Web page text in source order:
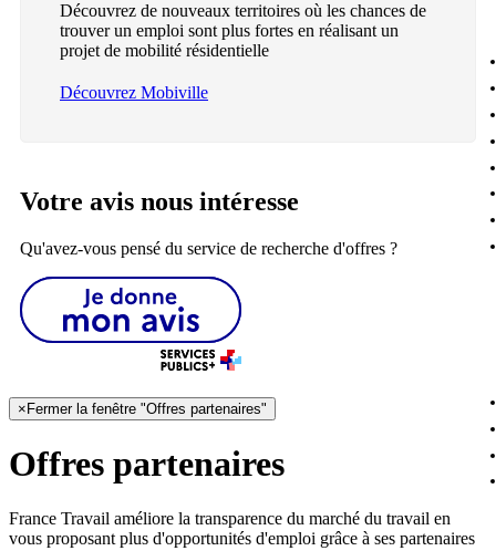
Découvrez de nouveaux territoires où les chances de
trouver un emploi sont plus fortes en réalisant un
projet de mobilité résidentielle
Découvrez Mobiville
Votre avis nous intéresse
Qu'avez-vous pensé du service de recherche d'offres ?
× Fermer la fenêtre "Offres partenaires"
Offres partenaires
France Travail améliore la transparence du marché du travail en
vous proposant plus d'opportunités d'emploi grâce à ses partenaires